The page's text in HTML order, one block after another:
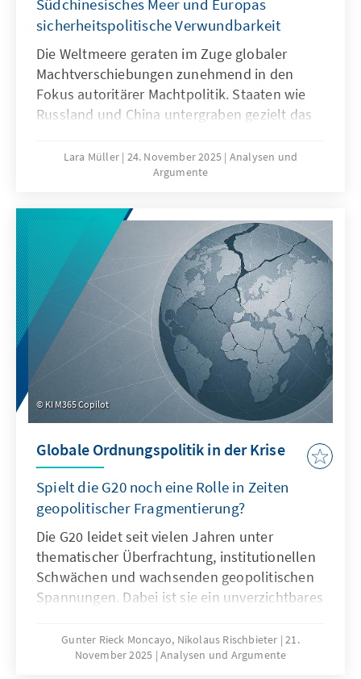
Südchinesisches Meer und Europas
sicherheitspolitische Verwundbarkeit
Die Weltmeere geraten im Zuge globaler
Machtverschiebungen zunehmend in den
Fokus autoritärer Machtpolitik. Staaten wie
Russland und China untergraben gezielt das
formen – eine Praxis, die als „Lawfare“
bekannt ist. In der Ostsee zeigen
Südchinesischen Meer demonstriert China,
wie Recht zur Machtfrage wird. Beide Fälle
verdeutlichen: Wo das Seerecht unterwandert
wird, geraten Europas Sicherheit,
Handlungsfähigkeit und die regelbasierte
Ordnung ins Wanken.
Lara Müller 24. November 2025 Analysen und
Argumente
KI M365 Copilot
Globale Ordnungspolitik in der Krise
Spielt die G20 noch eine Rolle in Zeiten
geopolitischer Fragmentierung?
Die G20 leidet seit vielen Jahren unter
thematischer Überfrachtung, institutionellen
Schwächen und wachsenden geopolitischen
Spannungen. Dabei ist sie ein unverzichtbares
muss daher ihre Legitimität und Wirksamkeit
zurückgewinnen. Dies kann nur gelingen,
Gunter Rieck Moncayo, Nikolaus Rischbieter 21.
November 2025 Analysen und Argumente